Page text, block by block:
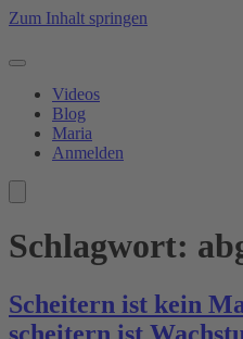
Zum Inhalt springen
Videos
Blog
Maria
Anmelden
Schlagwort:
Scheitern ist kein